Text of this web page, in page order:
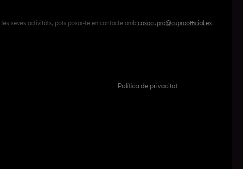
seves activitats, pots posar-te en contacte amb casacupra@cupraofficial.es
Política de privacitat